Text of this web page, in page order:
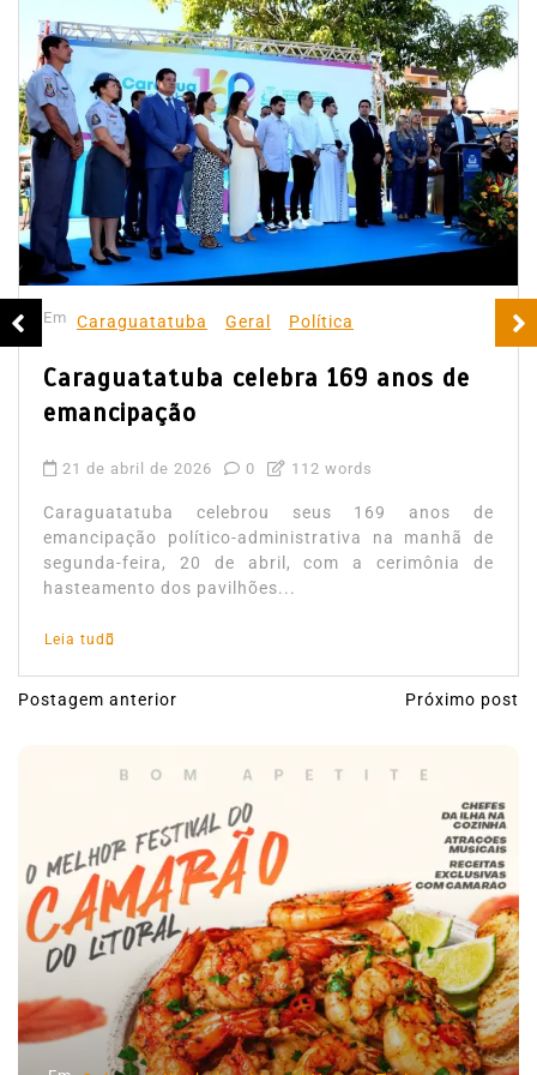
Em Caraguatatuba Geral Política
Caraguatatuba celebra 169 anos de
emancipação
21 de abril de 2026 0 112 words
Caraguatatuba celebrou seus 169 anos de
emancipação político-administrativa na manhã de
segunda-feira, 20 de abril, com a cerimônia de
hasteamento dos pavilhões...
Leia tudo
N
g
a
ç
o
d
Postagem anterior Próximo post